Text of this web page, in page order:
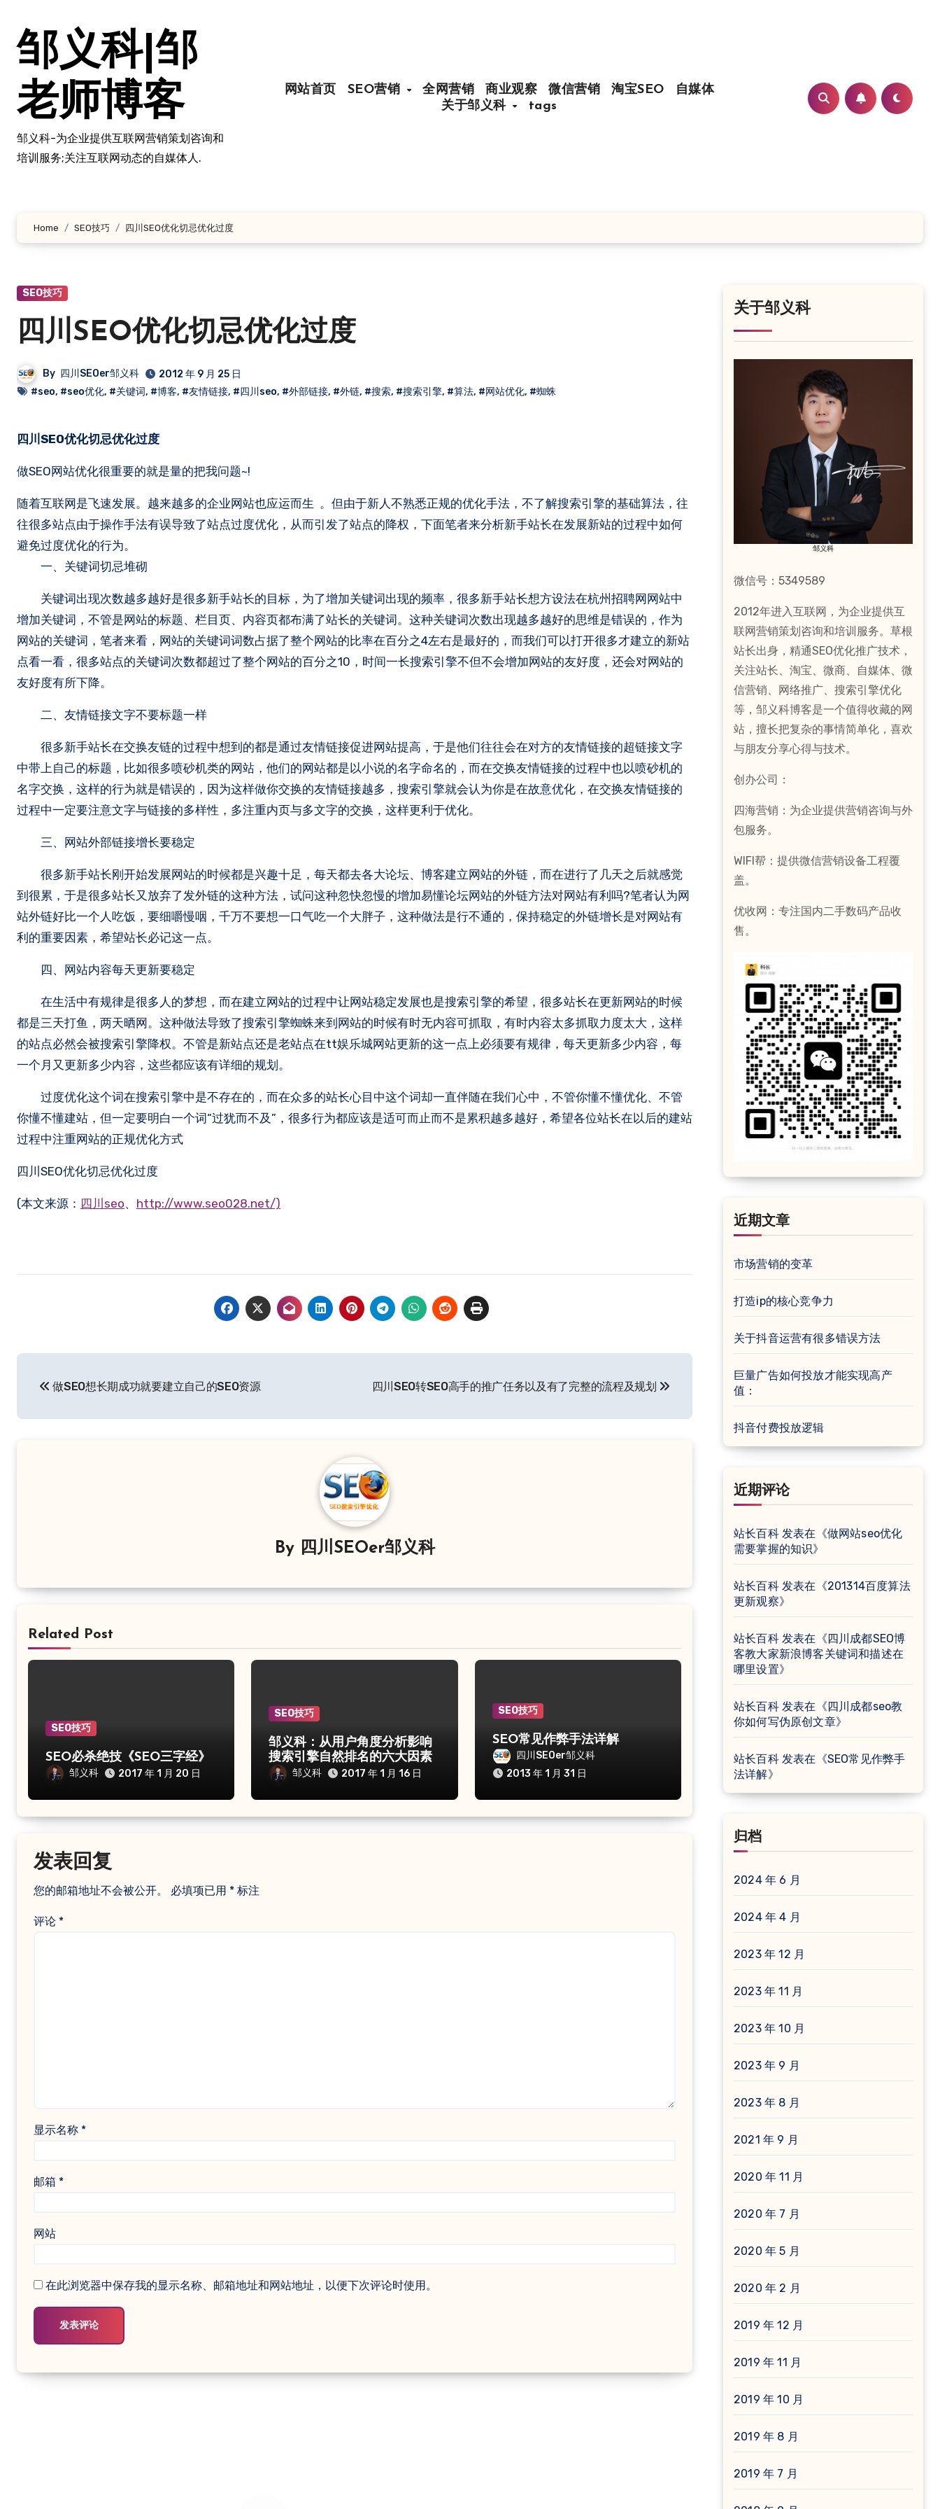
邹义科|邹
老师博客
邹义科-为企业提供互联网营销策划咨询和
培训服务;关注互联网动态的自媒体人.
网站首页 SEO营销 全网营销 商业观察 微信营销 淘宝SEO
自媒体
关于邹义科
tags
Home SEO技巧 四川SEO优化切忌优化过度
SEO技巧
四川SEO优化切忌优化过度
By 四川SEOer邹义科
2012 年 9 月 25 日
#seo, #seo优化, #关键词, #博客, #友情链接, #四川seo, #外部链接, #外链, #搜索, #搜索引擎, #算法, #网站优化, #蜘蛛
四川SEO优化切忌优化过度
做SEO网站优化很重要的就是量的把我问题~!
随着互联网是飞速发展。越来越多的企业网站也应运而生 。但由于新人不熟悉正规的优化手法，不了解搜索引擎的基础算法，往
往很多站点由于操作手法有误导致了站点过度优化，从而引发了站点的降权，下面笔者来分析新手站长在发展新站的过程中如何
避免过度优化的行为。
一、关键词切忌堆砌
关键词出现次数越多越好是很多新手站长的目标，为了增加关键词出现的频率，很多新手站长想方设法在杭州招聘网网站中
增加关键词，不管是网站的标题、栏目页、内容页都布满了站长的关键词。这种关键词次数出现越多越好的思维是错误的，作为
网站的关键词，笔者来看，网站的关键词词数占据了整个网站的比率在百分之4左右是最好的，而我们可以打开很多才建立的新站
点看一看，很多站点的关键词次数都超过了整个网站的百分之10，时间一长搜索引擎不但不会增加网站的友好度，还会对网站的
友好度有所下降。
二、友情链接文字不要标题一样
很多新手站长在交换友链的过程中想到的都是通过友情链接促进网站提高，于是他们往往会在对方的友情链接的超链接文字
中带上自己的标题，比如很多喷砂机类的网站，他们的网站都是以小说的名字命名的，而在交换友情链接的过程中也以喷砂机的
名字交换，这样的行为就是错误的，因为这样做你交换的友情链接越多，搜索引擎就会认为你是在故意优化，在交换友情链接的
过程中一定要注意文字与链接的多样性，多注重内页与多文字的交换，这样更利于优化。
三、网站外部链接增长要稳定
很多新手站长刚开始发展网站的时候都是兴趣十足，每天都去各大论坛、博客建立网站的外链，而在进行了几天之后就感觉
到很累，于是很多站长又放弃了发外链的这种方法，试问这种忽快忽慢的增加易懂论坛网站的外链方法对网站有利吗?笔者认为网
站外链好比一个人吃饭，要细嚼慢咽，千万不要想一口气吃一个大胖子，这种做法是行不通的，保持稳定的外链增长是对网站有
利的重要因素，希望站长必记这一点。
四、网站内容每天更新要稳定
在生活中有规律是很多人的梦想，而在建立网站的过程中让网站稳定发展也是搜索引擎的希望，很多站长在更新网站的时候
都是三天打鱼，两天晒网。这种做法导致了搜索引擎蜘蛛来到网站的时候有时无内容可抓取，有时内容太多抓取力度太大，这样
的站点必然会被搜索引擎降权。不管是新站点还是老站点在tt娱乐城网站更新的这一点上必须要有规律，每天更新多少内容，每
一个月又更新多少内容，这些都应该有详细的规划。
过度优化这个词在搜索引擎中是不存在的，而在众多的站长心目中这个词却一直伴随在我们心中，不管你懂不懂优化、不管
你懂不懂建站，但一定要明白一个词“过犹而不及”，很多行为都应该是适可而止而不是累积越多越好，希望各位站长在以后的建站
过程中注重网站的正规优化方式
四川SEO优化切忌优化过度
(本文来源： 四川seo、 http://www.seo028.net/)
导
做SEO想长期成功就要建立自己的SEO资源 四川SEO转SEO高手的推广任务以及有了完整的流程及规划
By 四川SEOer邹义科
Related Post
SEO技巧
SEO必杀绝技《SEO三字经》
邹义科 2017 年 1 月 20 日
SEO技巧
邹义科：从用户角度分析影响
搜索引擎自然排名的六大因素
邹义科 2017 年 1 月 16 日
SEO技巧
SEO常见作弊手法详解
四川SEOer邹义科
2013 年 1 月 31 日
发表回复
您的邮箱地址不会被公开。 必填项已用 * 标注
评论 *
显示名称 *
邮箱 *
网站
在此浏览器中保存我的显示名称、邮箱地址和网站地址，以便下次评论时使用。
关于邹义科
邹义科
微信号：5349589
2012年进入互联网，为企业提供互
联网营销策划咨询和培训服务。草根
站长出身，精通SEO优化推广技术，
关注站长、淘宝、微商、自媒体、微
信营销、网络推广、搜索引擎优化
等，邹义科博客是一个值得收藏的网
站，擅长把复杂的事情简单化，喜欢
与朋友分享心得与技术。
创办公司：
四海营销：为企业提供营销咨询与外
包服务。
WIFI帮：提供微信营销设备工程覆
盖。
优收网：专注国内二手数码产品收
售。
近期文章
市场营销的变革
打造ip的核心竞争力
关于抖音运营有很多错误方法
巨量广告如何投放才能实现高产
值：
抖音付费投放逻辑
近期评论
站长百科发表在《做网站seo优化
需要掌握的知识》
站长百科发表在《201314百度算法
更新观察》
站长百科发表在《四川成都SEO博
客教大家新浪博客关键词和描述在
哪里设置》
站长百科发表在《四川成都seo教
你如何写伪原创文章》
站长百科发表在《SEO常见作弊手
法详解》
归档
2024 年 6 月
2024 年 4 月
2023 年 12 月
2023 年 11 月
2023 年 10 月
2023 年 9 月
2023 年 8 月
2021 年 9 月
2020 年 11 月
2020 年 7 月
2020 年 5 月
2020 年 2 月
2019 年 12 月
2019 年 11 月
2019 年 10 月
2019 年 8 月
2019 年 7 月